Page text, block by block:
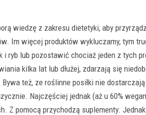
wiedzę z zakresu dietetyki, aby
Im więcej produktów wykluczamy, tym
i ryb lub pozostawić chociaż jeden z tych
kilka lat lub dłużej, zdarzają się
też, ze roślinne posiłki nie dostarczają
Najczęściej jednak (aż u 60%
Z pomocą przychodzą suplementy.
finalnego plonu. Aby…